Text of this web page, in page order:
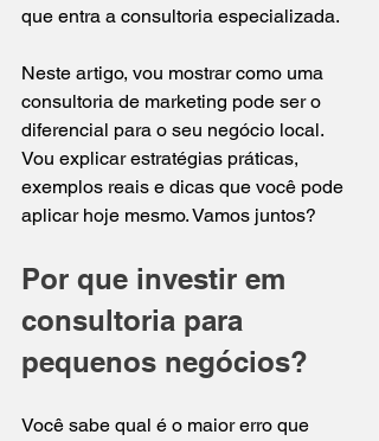
que entra a consultoria especializada.
Neste artigo, vou mostrar como uma
consultoria de marketing pode ser o
diferencial para o seu negócio local.
Vou explicar estratégias práticas,
exemplos reais e dicas que você pode
aplicar hoje mesmo. Vamos juntos?
Por que investir em
consultoria para
pequenos negócios?
Você sabe qual é o maior erro que